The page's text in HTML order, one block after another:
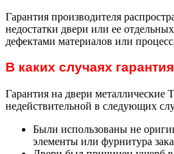
Гарантия производителя
недостатки двери или ее
дефектами материалов или
В каких случаях
Гарантия на двери металлические
недействительной в следующих
Были использованы не
элементы или фурнитура